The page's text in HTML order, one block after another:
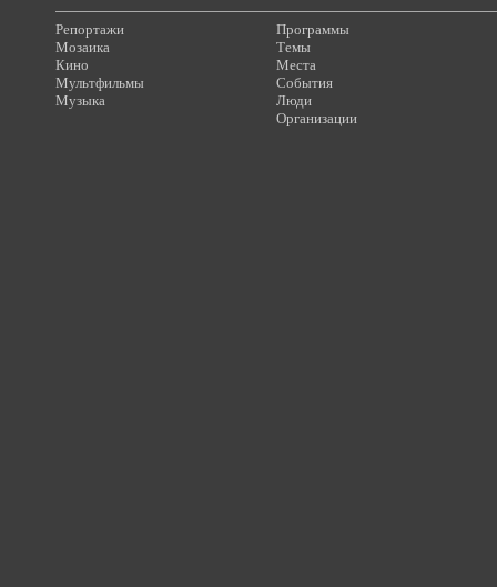
Репортажи
Мозаика
Кино
Мультфильмы
Музыка
Программы
Темы
Места
События
Люди
Организации